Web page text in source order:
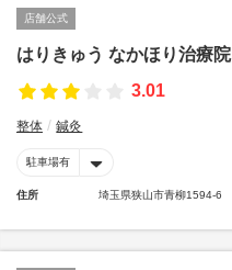
店舗公式
はりきゅう なかほり治療院
3.01
整体 鍼灸
駐車場有
住所 埼玉県狭山市青柳1594-6